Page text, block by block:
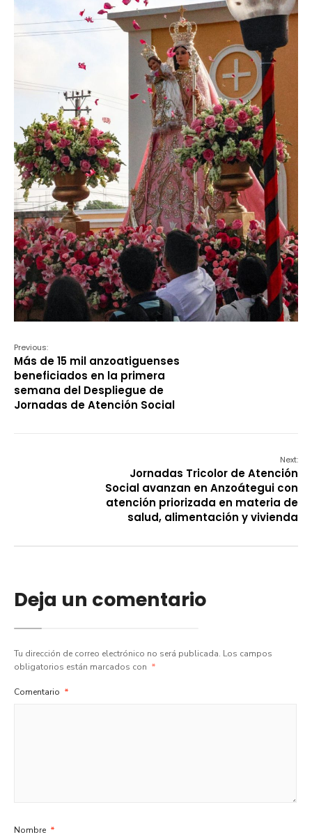
Previous:
Más de 15 mil anzoatiguenses
beneficiados en la primera
semana del Despliegue de
Jornadas de Atención Social
Next:
Jornadas Tricolor de Atención
Social avanzan en Anzoátegui con
atención priorizada en materia de
salud, alimentación y vivienda
Deja un comentario
Tu dirección de correo electrónico no será publicada. Los campos
obligatorios están marcados con *
Comentario *
Nombre *